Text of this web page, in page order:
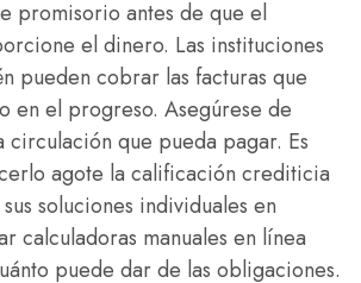
promisorio antes de que el
el dinero. Las instituciones
pueden cobrar las facturas que
en el progreso. Asegúrese de
que pueda pagar. Es
agote la calificación crediticia
soluciones individuales en
calculadoras manuales en línea
puede dar de las obligaciones.